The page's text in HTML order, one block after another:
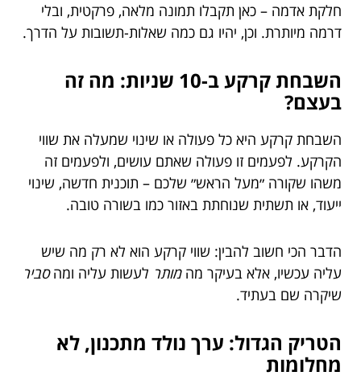
חלקת אדמה – כאן תקבלו תמונה מלאה, פרקטית, ובלי
דרמה מיותרת. וכן, יהיו גם כמה שאלות-תשובות על הדרך.
השבחת קרקע ב-10 שניות: מה זה
בעצם?
השבחת קרקע היא כל פעולה או שינוי שמעלה את שווי
הקרקע. לפעמים זו פעולה שאתם עושים, ולפעמים זה
משהו שקורה ״מעל הראש״ שלכם – תוכנית חדשה, שינוי
ייעוד, או תשתית שנוחתת באזור כמו בשורה טובה.
הדבר הכי חשוב להבין: שווי קרקע הוא לא רק מה שיש
עליה עכשיו, אלא בעיקר מהמותר לעשות עליה ומהסביר
שיקרה שם בעתיד.
הטריק הגדול: ערך נולד מתכנון, לא
מחלומות